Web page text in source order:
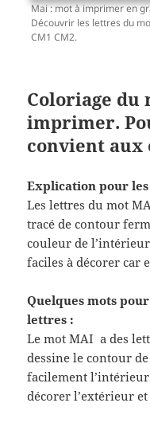
Mai : mot à imprimer en
Découvrir les lettres du
CM1 CM2.
Coloriage du
imprimer.
convient aux
Explication pour
Les lettres du mot
tracé de contour
couleur de
faciles à décorer car
Quelques mots
lettres :
Le mot MAI a des
dessine le contour
facilement
décorer l’extérieur et